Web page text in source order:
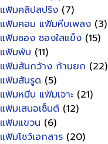
แฟ้มคลิปสปริง (7)
แฟ้มคอม แฟ้มหีบเพลง (3)
แฟ้มซอง ซองใสแข็ง (15)
แฟ้มพับ (11)
แฟ้มสันกว้าง ก้านยก (22)
แฟ้มสันรูด (5)
แฟ้มหนีบ แฟ้มเจาะ (21)
แฟ้มเสนอเซ็นต์ (12)
แฟ้มแขวน (6)
แฟ้มโชว์เอกสาร (20)